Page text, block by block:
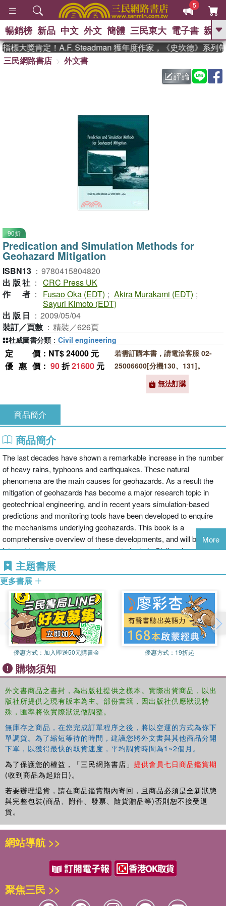
5
GO
父親節 、 如果歷
暑期推薦 、 國際布克
偉大的迷走神經
暢銷榜 新品 中文 外文 簡體 三民東大 電子書 親子
標大獎肯定！A.F. Steadman 獲年度作家，《史坎德》系列帶
三民網路書店
外文書
評論
90折
Predication and Simulation Methods for
Geohazard Mitigation
ISBN13 ： 9780415804820
出版社 ： CRC Press UK
作者 ： Fusao Oka (EDT) ; Akira Murakami (EDT) ;
Sayuri Kimoto (EDT)
出版日 ： 2009/05/04
裝訂／頁數 ： 精裝／626頁
定價 ：NT$ 24000 元
優惠價 ： 90折21600 元
若需訂購本書，請電洽客服 02-
25006600[分機130、131]。
無法訂購
杜威圖書分類 ： Civil engineering
商品簡介
商品簡介
The last decades have shown a remarkable increase in the number
of heavy rains, typhoons and earthquakes. These natural
phenomena are the main causes for geohazards. As a result the
mitigation of geohazards has become a major research topic in
geotechnical engineering, and in recent years simulation-based
predictions and monitoring tools have been developed to enquire
the mechanisms underlying geohazards. This book is a
comprehensive overview of these developments, and will be of
interest to engineers, researchers, students in Civil and
Environmental Engineering.
More
主題書展
更多書展
優惠方式： 加入即送50元購書金 優惠方式： 19折起
購物須知
外文書商品之書封，為出版社提供之樣本。實際出貨商品，以出
版社所提供之現有版本為主。部份書籍，因出版社供應狀況特
殊，匯率將依實際狀況做調整。
無庫存之商品，在您完成訂單程序之後，將以空運的方式為你下
單調貨。為了縮短等待的時間，建議您將外文書與其他商品分開
下單，以獲得最快的取貨速度，平均調貨時間為1~2個月。
為了保護您的權益，「三民網路書店」 提供會員七日商品鑑賞期
(收到商品為起始日)。
若要辦理退貨，請在商品鑑賞期內寄回，且商品必須是全新狀態
與完整包裝(商品、附件、發票、隨貨贈品等)否則恕不接受退
貨。
網站導航 >>
聚焦三民 >>